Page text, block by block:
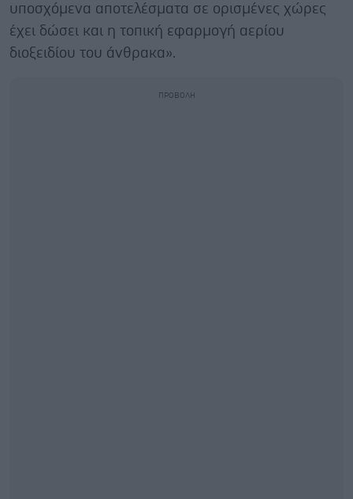
υποσχόμενα αποτελέσματα σε ορισμένες χώρες
έχει δώσει και η τοπική εφαρμογή αερίου
διοξειδίου του άνθρακα».